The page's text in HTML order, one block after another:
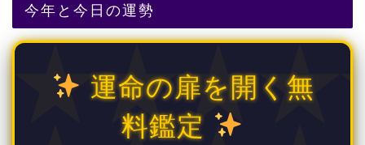
今年と今日の運勢
運命の扉を開く無
料鑑定